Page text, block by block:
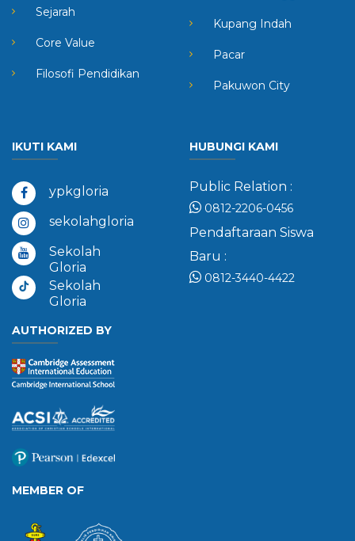
Sejarah
Core Value
Filosofi Pendidikan
Kupang Indah
Pacar
Pakuwon City
IKUTI KAMI
ypkgloria
sekolahgloria
Sekolah
Gloria
Sekolah
Gloria
HUBUNGI KAMI
Public Relation :
0812-2206-0456
Pendaftaraan Siswa
Baru :
0812-3440-4422
AUTHORIZED BY
MEMBER OF